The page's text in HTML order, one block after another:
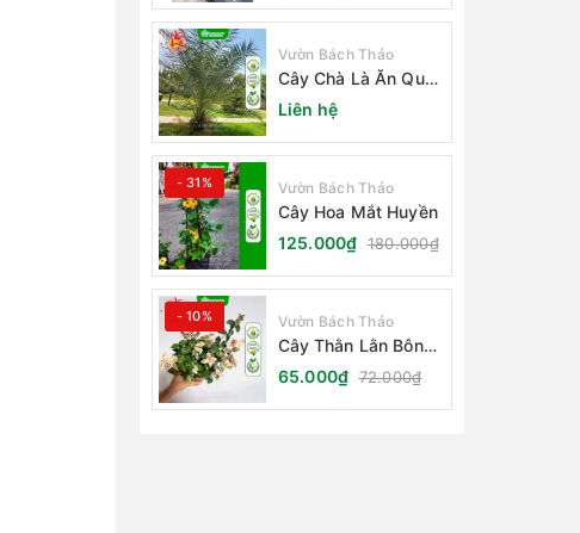
Vườn Bách Thảo
Cây Chà Là Ăn Quả
Barhee Trồng Sân
Vườn
Liên hệ
- 31% Vườn Bách Thảo
Cây Hoa Mắt Huyền
125.000₫ 180.000₫
- 10% Vườn Bách Thảo
Cây Thằn Lằn Bông
(Vảy Ốc Cẩm Thạch)
65.000₫ 72.000₫